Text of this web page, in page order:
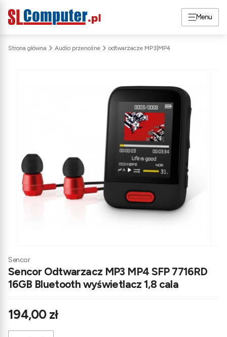
Menu
Strona główna Audio przenośne odtwarzacze MP3|MP4
Sencor
Sencor Odtwarzacz MP3 MP4 SFP 7716RD
16GB Bluetooth wyświetlacz 1,8 cala
Cena
194,00 zł